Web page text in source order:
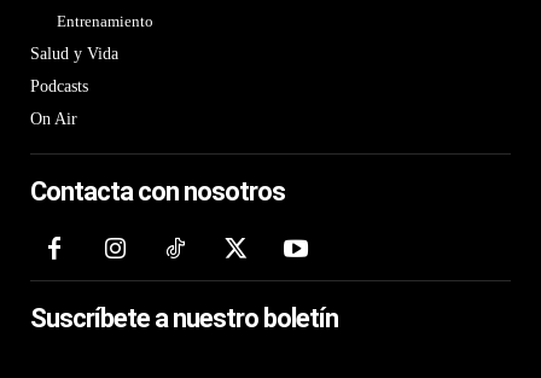
Entrenamiento
Salud y Vida
Podcasts
On Air
Contacta con nosotros
Suscríbete a nuestro boletín